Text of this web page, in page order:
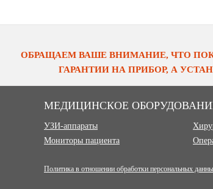
ОБРАЩАЕМ ВАШЕ ВНИМАНИЕ, ЧТО
ГАРАНТИИ НА ПРИБОР, А
МЕДИЦИНСКОЕ
УЗИ-аппараты
Мониторы пациента
Политика в отношении обработки персональных